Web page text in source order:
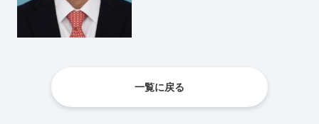
一覧に戻る